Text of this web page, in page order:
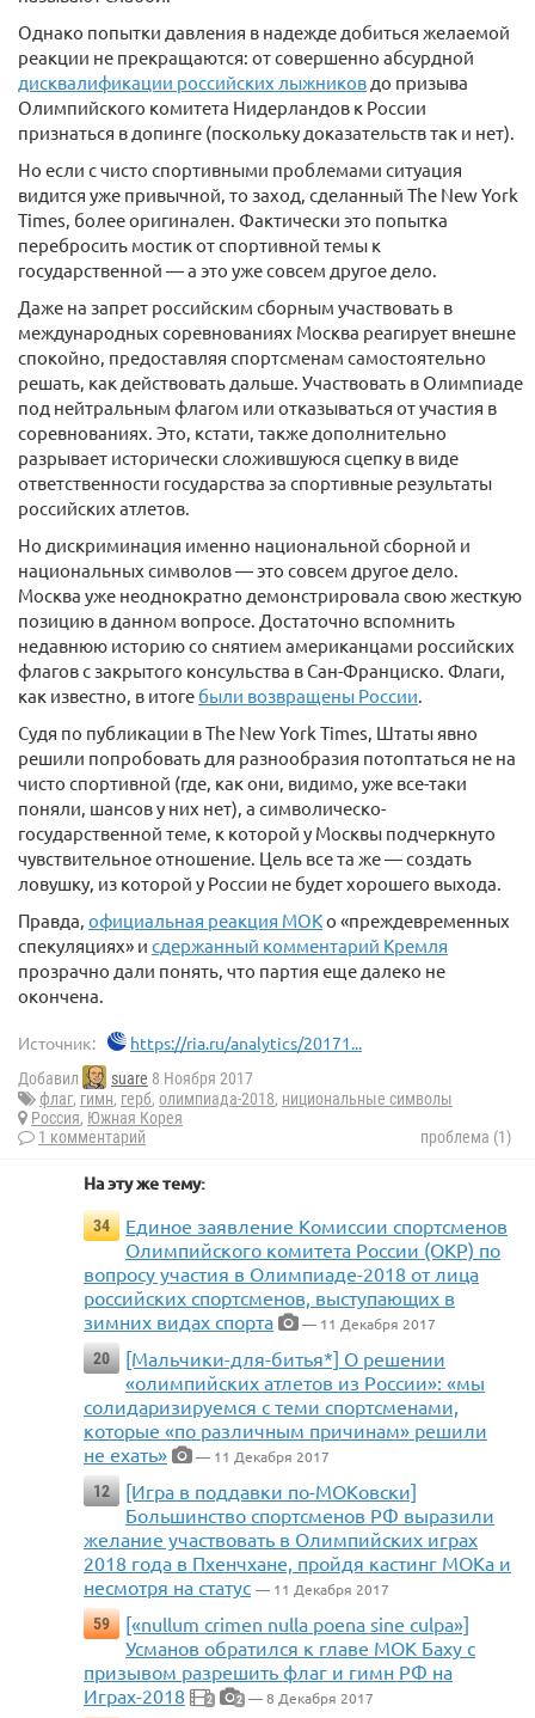
Однако попытки давления в надежде добиться желаемой
реакции не прекращаются: от совершенно абсурдной
дисквалификации российских лыжников до призыва
Олимпийского комитета Нидерландов к России
признаться в допинге (поскольку доказательств так и нет).
Но если с чисто спортивными проблемами ситуация
видится уже привычной, то заход, сделанный The New York
Times, более оригинален. Фактически это попытка
перебросить мостик от спортивной темы к
государственной — а это уже совсем другое дело.
Даже на запрет российским сборным участвовать в
международных соревнованиях Москва реагирует внешне
спокойно, предоставляя спортсменам самостоятельно
решать, как действовать дальше. Участвовать в Олимпиаде
под нейтральным флагом или отказываться от участия в
соревнованиях. Это, кстати, также дополнительно
разрывает исторически сложившуюся сцепку в виде
ответственности государства за спортивные результаты
российских атлетов.
Но дискриминация именно национальной сборной и
национальных символов — это совсем другое дело.
Москва уже неоднократно демонстрировала свою жесткую
позицию в данном вопросе. Достаточно вспомнить
недавнюю историю со снятием американцами российских
флагов с закрытого консульства в Сан-Франциско. Флаги,
как известно, в итоге были возвращены России.
Судя по публикации в The New York Times, Штаты явно
решили попробовать для разнообразия потоптаться не на
чисто спортивной (где, как они, видимо, уже все-таки
поняли, шансов у них нет), а символическо-
государственной теме, к которой у Москвы подчеркнуто
чувствительное отношение. Цель все та же — создать
ловушку, из которой у России не будет хорошего выхода.
Правда, официальная реакция МОКо «преждевременных
спекуляциях» и сдержанный комментарий Кремля
прозрачно дали понять, что партия еще далеко не
окончена.
Источник: https://ria.ru/analytics/20171...
Добавил suare 8 Ноября 2017
флаг, гимн, герб, олимпиада-2018, нициональные символы
Россия, Южная Корея
1 комментарий
проблема (1)
На эту же тему:
34
Единое заявление Комиссии спортсменов
Олимпийского комитета России (ОКР) по
вопросу участия в Олимпиаде-2018 от лица
российских спортсменов, выступающих в
зимних видах спорта
— 11 Декабря 2017
20
[Мальчики-для-битья*] О решении
«олимпийских атлетов из России»: «мы
солидаризируемся с теми спортсменами,
которые «по различным причинам» решили
не ехать»
— 11 Декабря 2017
12
[Игра в поддавки по-МОКовски]
Большинство спортсменов РФ выразили
желание участвовать в Олимпийских играх
2018 года в Пхенчхане, пройдя кастинг МОКа и
несмотря на статус — 11 Декабря 2017
59
[«nullum crimen nulla poena sine culpa»]
Усманов обратился к главе МОК Баху с
призывом разрешить флаг и гимн РФ на
Играх-2018
2 2 — 8 Декабря 2017